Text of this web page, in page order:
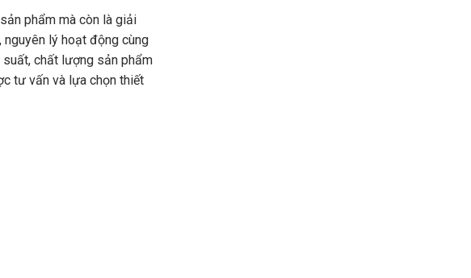
phẩm mà còn là giải
nguyên lý hoạt động cùng
chất lượng sản phẩm
tư vấn và lựa chọn thiết